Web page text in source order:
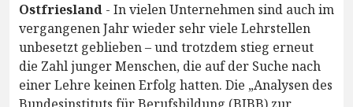
Ostfriesland - In vielen Unternehmen sind auch im
vergangenen Jahr wieder sehr viele Lehrstellen
unbesetzt geblieben – und trotzdem stieg erneut
die Zahl junger Menschen, die auf der Suche nach
einer Lehre keinen Erfolg hatten. Die „Analysen des